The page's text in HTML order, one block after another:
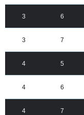
3 6
3 7
4 5
4 6
4 7